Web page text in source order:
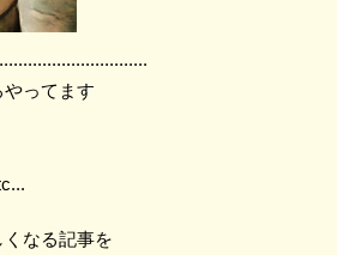
ってます
なる記事を